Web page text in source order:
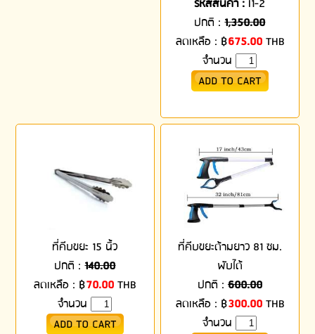
รหัสสินค้า : I1-2
ปกติ :1,350.00
ลดเหลือ : ฿675.00THB
จำนวน
ที่คีบขยะ 15 นิ้ว
ปกติ :140.00
ลดเหลือ : ฿70.00 THB
จำนวน
ที่คีบขยะด้ามยาว 81 ซม.
พับได้
ปกติ : 600.00
ลดเหลือ : ฿300.00THB
จำนวน